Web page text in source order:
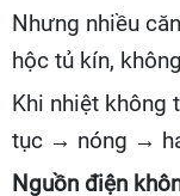
Nhưng nhiều
hộc tủ kín,
Khi nhiệt không
tục → nóng →
Nguồn điện